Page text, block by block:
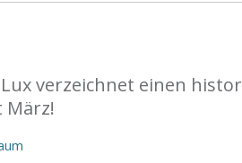
verzeichnet einen
März!